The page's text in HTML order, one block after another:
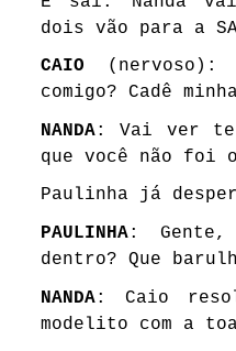
dois vão para a
CAIO (nervoso):
comigo? Cadê
NANDA: Vai ver te
que você não foi
Paulinha já
PAULINHA: Gente,
dentro? Que
NANDA: Caio
modelito com a